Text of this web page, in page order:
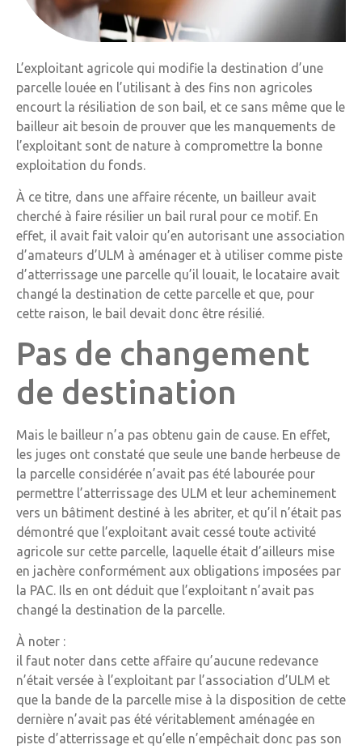
L’exploitant agricole qui modifie la destination d’une
parcelle louée en l’utilisant à des fins non agricoles
encourt la résiliation de son bail, et ce sans même que le
bailleur ait besoin de prouver que les manquements de
l’exploitant sont de nature à compromettre la bonne
exploitation du fonds.
À ce titre, dans une affaire récente, un bailleur avait
cherché à faire résilier un bail rural pour ce motif. En
effet, il avait fait valoir qu’en autorisant une association
d’amateurs d’ULM à aménager et à utiliser comme piste
d’atterrissage une parcelle qu’il louait, le locataire avait
changé la destination de cette parcelle et que, pour
cette raison, le bail devait donc être résilié.
Pas de changement
de destination
Mais le bailleur n’a pas obtenu gain de cause. En effet,
les juges ont constaté que seule une bande herbeuse de
la parcelle considérée n’avait pas été labourée pour
permettre l’atterrissage des ULM et leur acheminement
vers un bâtiment destiné à les abriter, et qu’il n’était pas
démontré que l’exploitant avait cessé toute activité
agricole sur cette parcelle, laquelle était d’ailleurs mise
en jachère conformément aux obligations imposées par
la PAC. Ils en ont déduit que l’exploitant n’avait pas
changé la destination de la parcelle.
À noter :
il faut noter dans cette affaire qu’aucune redevance
n’était versée à l’exploitant par l’association d’ULM et
que la bande de la parcelle mise à la disposition de cette
dernière n’avait pas été véritablement aménagée en
piste d’atterrissage et qu’elle n’empêchait donc pas son